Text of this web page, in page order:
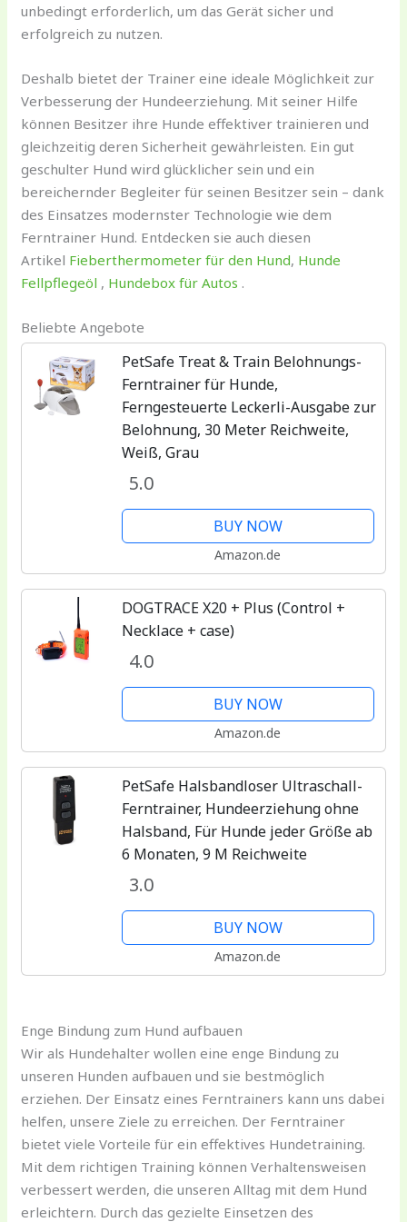
unbedingt erforderlich, um das Gerät sicher und
erfolgreich zu nutzen.
Deshalb bietet der Trainer eine ideale Möglichkeit zur
Verbesserung der Hundeerziehung. Mit seiner Hilfe
können Besitzer ihre Hunde effektiver trainieren und
gleichzeitig deren Sicherheit gewährleisten. Ein gut
geschulter Hund wird glücklicher sein und ein
bereichernder Begleiter für seinen Besitzer sein – dank
des Einsatzes modernster Technologie wie dem
Ferntrainer Hund. Entdecken sie auch diesen
Artikel Fieberthermometer für den Hund, Hunde
Fellpflegeöl , Hundebox für Autos .
Beliebte Angebote
PetSafe Treat & Train Belohnungs-
Ferntrainer für Hunde,
Ferngesteuerte Leckerli-Ausgabe zur
Belohnung, 30 Meter Reichweite,
Weiß, Grau
5.0
BUY NOW
Amazon.de
DOGTRACE X20 + Plus (Control +
Necklace + case)
4.0
BUY NOW
Amazon.de
PetSafe Halsbandloser Ultraschall-
Ferntrainer, Hundeerziehung ohne
Halsband, Für Hunde jeder Größe ab
6 Monaten, 9 M Reichweite
3.0
BUY NOW
Amazon.de
Enge Bindung zum Hund aufbauen
Wir als Hundehalter wollen eine enge Bindung zu
unseren Hunden aufbauen und sie bestmöglich
erziehen. Der Einsatz eines Ferntrainers kann uns dabei
helfen, unsere Ziele zu erreichen. Der Ferntrainer
bietet viele Vorteile für ein effektives Hundetraining.
Mit dem richtigen Training können Verhaltensweisen
verbessert werden, die unseren Alltag mit dem Hund
erleichtern. Durch das gezielte Einsetzen des